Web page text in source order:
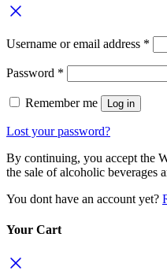
Username or email address *
Password *
Remember me Log in
Lost your password?
By continuing, you accept the
the sale of alcoholic beverages
You dont have an account yet?
Your Cart